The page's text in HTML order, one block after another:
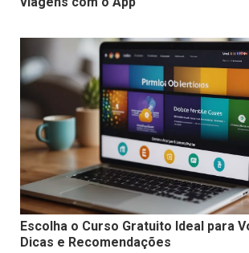
Escolha o Curso Gratuito Ideal para
Dicas e Recomendações